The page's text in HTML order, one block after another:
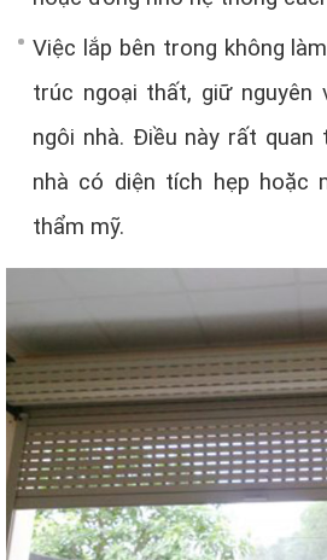
Việc lắp bên trong không
trúc ngoại thất, giữ nguyên
ngôi nhà. Điều này rất quan
nhà có diện tích hẹp hoặc
thẩm mỹ.